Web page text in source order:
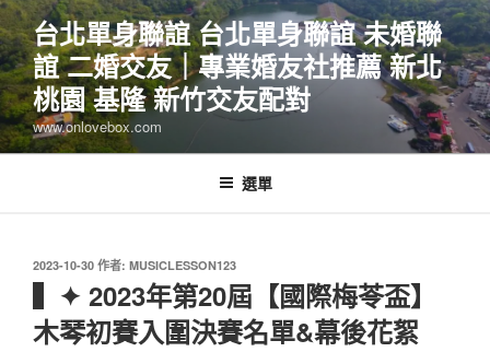
跳
至
主
要
內
容
台北單身聯誼 台北單身聯誼 未婚聯
誼 二婚交友｜專業婚友社推薦 新北
桃園 基隆 新竹交友配對
www.onlovebox.com
選單
發
佈
2023-10-30 作者: MUSICLESSON123
▍✦ 2023年第20屆【國際梅苓盃】
木琴初賽入圍決賽名單&幕後花絮